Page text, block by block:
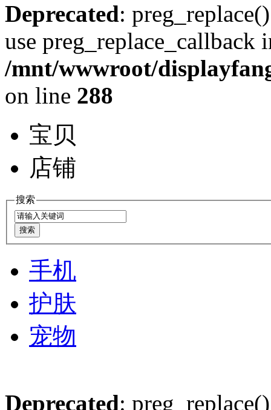
Deprecated:
use preg_replace_callback
/mnt/wwwroot/
on line 288
宝贝
店铺
搜索
手机
护肤
宠物
Deprecated: